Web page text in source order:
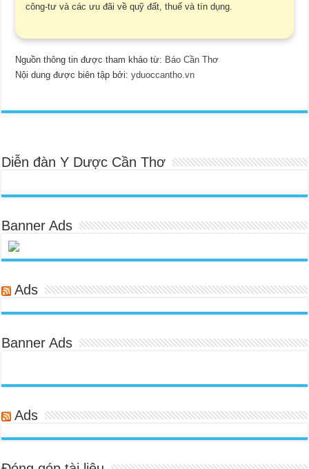
công-tư và các ưu đãi về quỹ đất, thuế và tín dụng.
Nguồn thông tin được tham khảo từ: Báo Cần Thơ
Nội dung được biên tập bởi:yduoccantho.vn
Diễn đàn Y Dược Cần Thơ
Banner Ads
Ads
Banner Ads
Ads